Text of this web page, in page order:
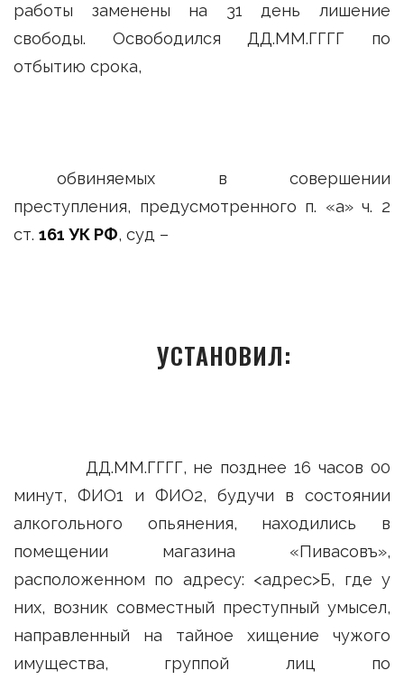
работы заменены на 31 день лишение
свободы. Освободился ДД.ММ.ГГГГ по
отбытию срока,
обвиняемых в совершении
преступления, предусмотренного п. «а» ч. 2
ст. 161 УК РФ, суд –
УСТАНОВИЛ:
ДД.ММ.ГГГГ, не позднее 16 часов 00
минут, ФИО1 и ФИО2, будучи в состоянии
алкогольного опьянения, находились в
помещении магазина «Пивасовъ»,
расположенном по адресу: <адрес>Б, где у
них, возник совместный преступный умысел,
направленный на тайное хищение чужого
имущества, группой лиц по